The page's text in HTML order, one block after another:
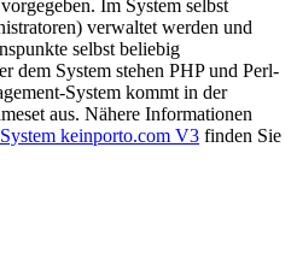
Im System selbst
verwaltet werden und
selbst beliebig
dem System stehen PHP und Perl-
System kommt in der
aus. Nähere Informationen
keinporto.com V3 finden Sie